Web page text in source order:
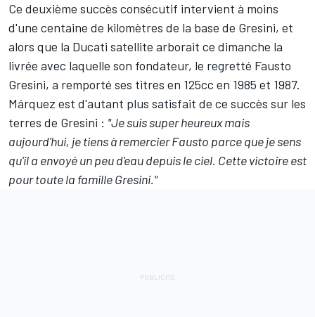
Ce deuxième succès consécutif intervient à moins
d'une centaine de kilomètres de la base de Gresini, et
alors que la Ducati satellite arborait ce dimanche la
livrée avec laquelle son fondateur, le regretté Fausto
Gresini, a remporté ses titres en 125cc en 1985 et 1987.
Márquez est d'autant plus satisfait de ce succès sur les
terres de Gresini : "Je suis super heureux mais
aujourd'hui, je tiens à remercier Fausto parce que je sens
qu'il a envoyé un peu d'eau depuis le ciel. Cette victoire est
pour toute la famille Gresini."